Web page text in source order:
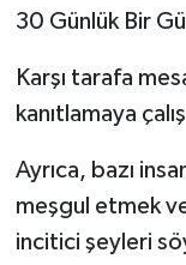
30 Günlük Bir
Karşı tarafa
kanıtlamaya
Ayrıca, bazı
meşgul etmek
incitici şeyleri